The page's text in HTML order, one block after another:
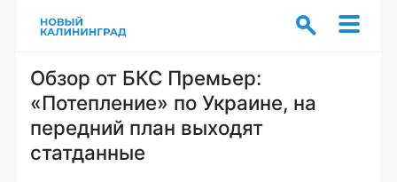
Обзор от БКС Премьер:
«Потепление» по Украине, на
передний план выходят
статданные